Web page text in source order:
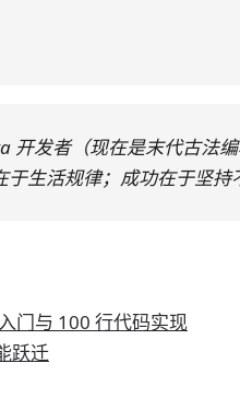
开发者（现在是末代古法
生活规律；成功在于坚持
门与 100 行代码实现
跃迁